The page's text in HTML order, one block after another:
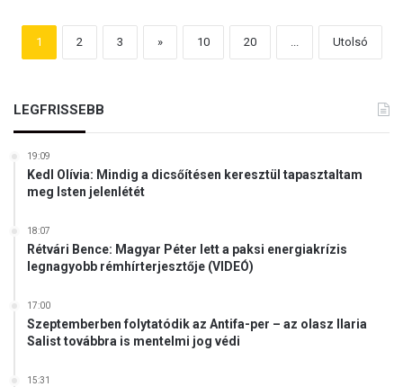
1 2 3 » 10 20 ... Utolsó
LEGFRISSEBB
19:09
Kedl Olívia: Mindig a dicsőítésen keresztül tapasztaltam
meg Isten jelenlétét
18:07
Rétvári Bence: Magyar Péter lett a paksi energiakrízis
legnagyobb rémhírterjesztője (VIDEÓ)
17:00
Szeptemberben folytatódik az Antifa-per – az olasz Ilaria
Salist továbbra is mentelmi jog védi
15:31